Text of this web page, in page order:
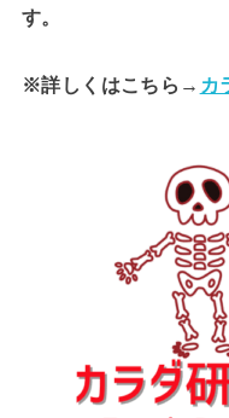
す。
※詳しくはこちら→ カ